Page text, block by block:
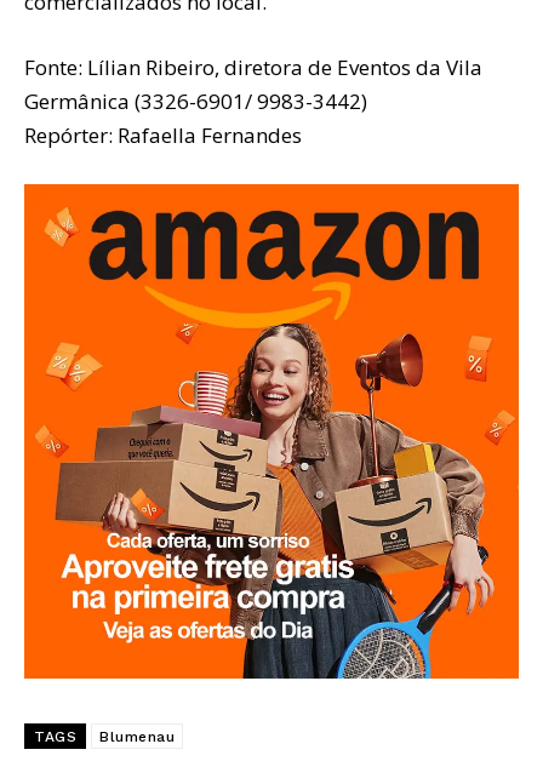
Fonte: Lílian Ribeiro, diretora de Eventos da Vila
Germânica (3326-6901/ 9983-3442)
Repórter: Rafaella Fernandes
TAGS Blumenau